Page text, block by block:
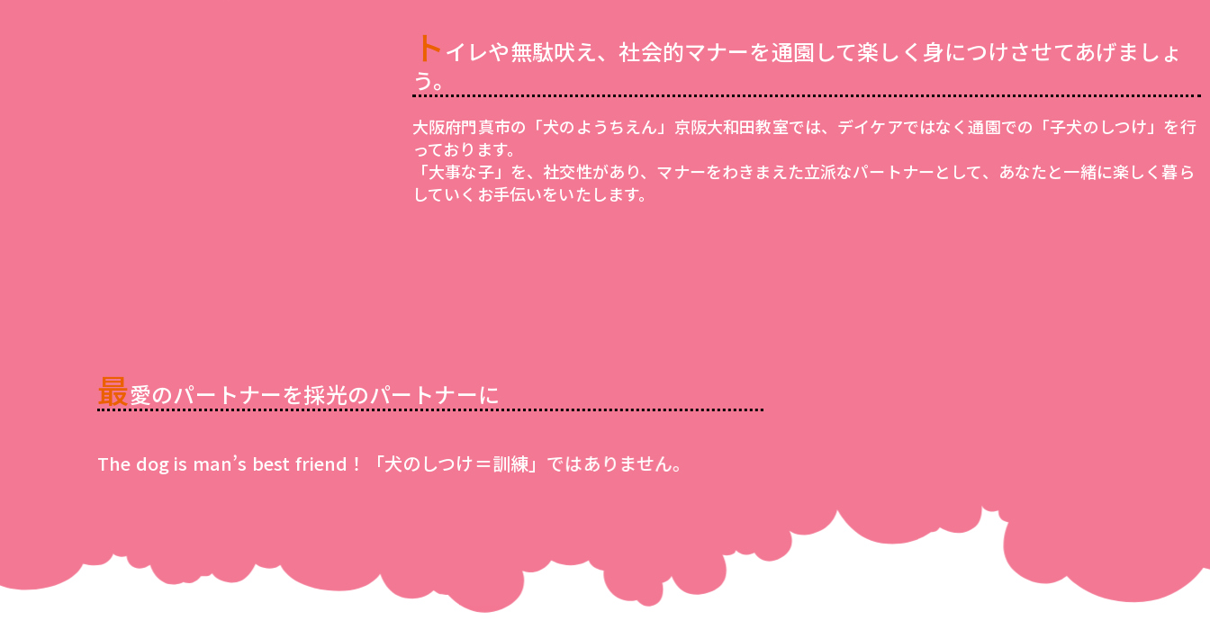
ト イレや無駄吠え、社会的マナーを通園して楽しく身につけさせてあげましょ
う。
大阪府門真市の「犬のようちえん」京阪大和田教室では、デイケアではなく通園での「子犬のしつけ」を行
っております。
「大事な子」を、社交性があり、マナーをわきまえた立派なパートナーとして、あなたと一緒に楽しく暮ら
していくお手伝いをいたします。
最愛のパートナーを採光のパートナーに
The dog is man’s best friend！「犬のしつけ＝訓練」ではありません。